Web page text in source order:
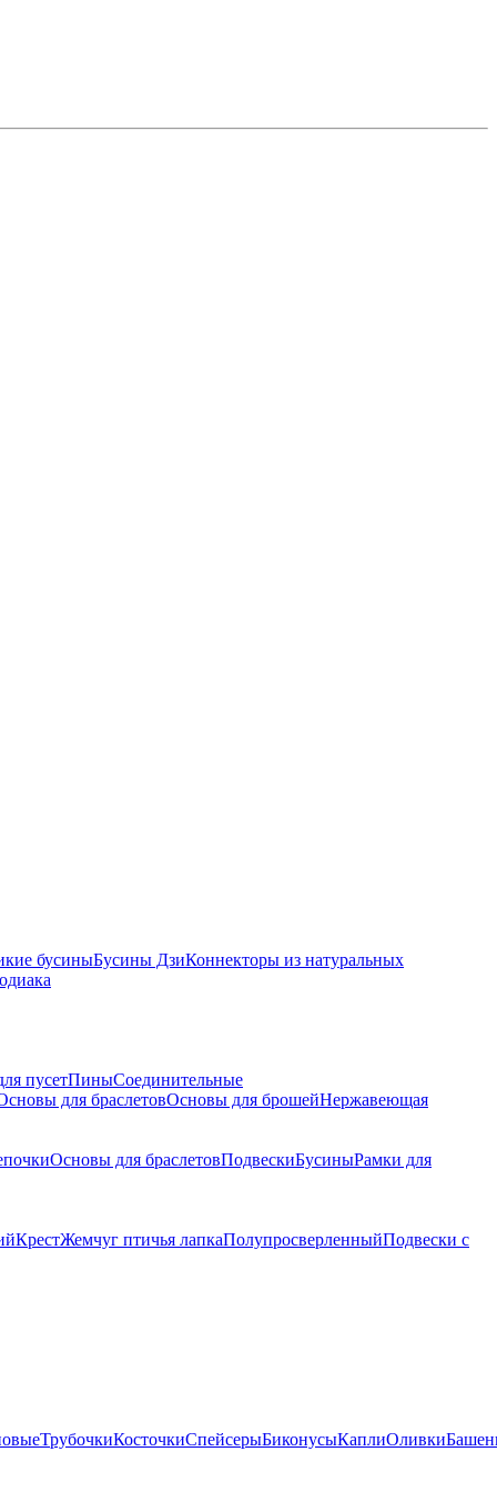
бусиныБусины ДзиКоннекторы из натуральных
пусетПиныСоединительные
для браслетовОсновы для брошейНержавеющая
Основы для браслетовПодвескиБусиныРамки для
КрестЖемчуг птичья лапкаПолупросверленныйПодвески с
ТрубочкиКосточкиСпейсерыБиконусыКаплиОливки